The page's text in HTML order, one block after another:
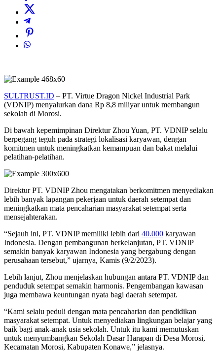
SULTRUST.ID – PT. Virtue Dragon Nickel Industrial Park
(VDNIP) menyalurkan dana Rp 8,8 miliyar untuk membangun
sekolah di Morosi.
Di bawah kepemimpinan Direktur Zhou Yuan, PT. VDNIP selalu
berpegang teguh pada strategi lokalisasi karyawan, dengan
komitmen untuk meningkatkan kemampuan dan bakat melalui
pelatihan-pelatihan.
Direktur PT. VDNIP Zhou mengatakan berkomitmen menyediakan
lebih banyak lapangan pekerjaan untuk daerah setempat dan
meningkatkan mata pencaharian masyarakat setempat serta
mensejahterakan.
“Sejauh ini, PT. VDNIP memiliki lebih dari 40.000 karyawan
Indonesia. Dengan pembangunan berkelanjutan, PT. VDNIP
semakin banyak karyawan Indonesia yang bergabung dengan
perusahaan tersebut,” ujarnya, Kamis (9/2/2023).
Lebih lanjut, Zhou menjelaskan hubungan antara PT. VDNIP dan
penduduk setempat semakin harmonis. Pengembangan kawasan
juga membawa keuntungan nyata bagi daerah setempat.
“Kami selalu peduli dengan mata pencaharian dan pendidikan
masyarakat setempat. Untuk menyediakan lingkungan belajar yang
baik bagi anak-anak usia sekolah. Untuk itu kami memutuskan
untuk menyumbangkan Sekolah Dasar Harapan di Desa Morosi,
Kecamatan Morosi, Kabupaten Konawe,” jelasnya.